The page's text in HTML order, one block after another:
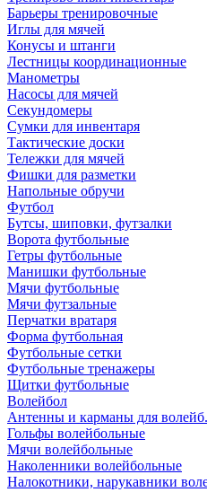
Барьеры тренировочные
Иглы для мячей
Конусы и штанги
Лестницы координационные
Манометры
Насосы для мячей
Секундомеры
Сумки для инвентаря
Тактические доски
Тележки для мячей
Фишки для разметки
Напольные обручи
Футбол
Бутсы, шиповки, футзалки
Ворота футбольные
Гетры футбольные
Манишки футбольные
Мячи футбольные
Мячи футзальные
Перчатки вратаря
Форма футбольная
Футбольные сетки
Футбольные тренажеры
Щитки футбольные
Волейбол
Антенны и карманы для
Гольфы волейбольные
Мячи волейбольные
Наколенники волейбольные
Налокотники, нарукавники